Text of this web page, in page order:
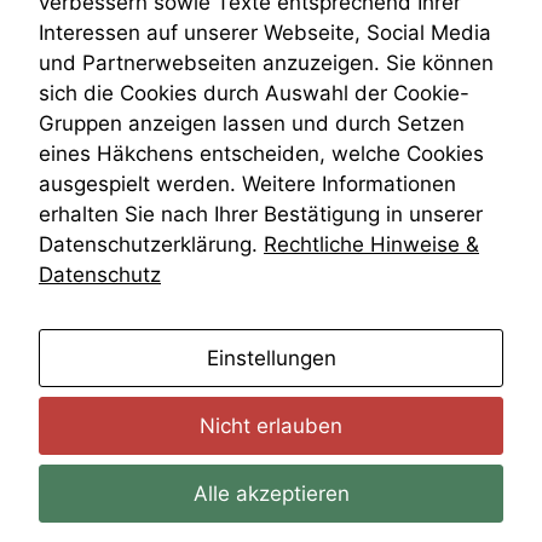
Wiederherstellungsanordnung
Zivilprozessordnung
ZPO
Zustellfiktion
Zuständigkeit
Öffentliches Personalrecht
Öffentlichkeitsprinzip
Interessen auf unserer Webseite, Social Media
und Partnerwebseiten anzuzeigen. Sie können
sich die Cookies durch Auswahl der Cookie-
Gruppen anzeigen lassen und durch Setzen
eines Häkchens entscheiden, welche Cookies
ausgespielt werden. Weitere Informationen
erhalten Sie nach Ihrer Bestätigung in unserer
Datenschutzerklärung. Rechtliche Hinweise &
Datenschutz
Einstellungen
Nicht erlauben
Alle akzeptieren
Auswertungen
durchführen zu
können. Diese helfen
uns, unsere Website
zu verbessern.